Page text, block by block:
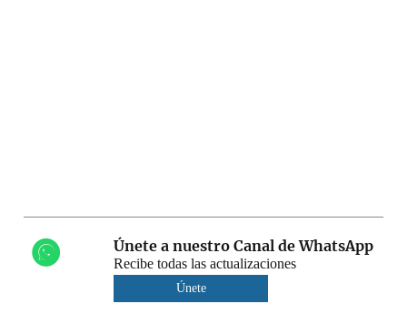
Únete a nuestro Canal de WhatsApp
Recibe todas las actualizaciones
Únete